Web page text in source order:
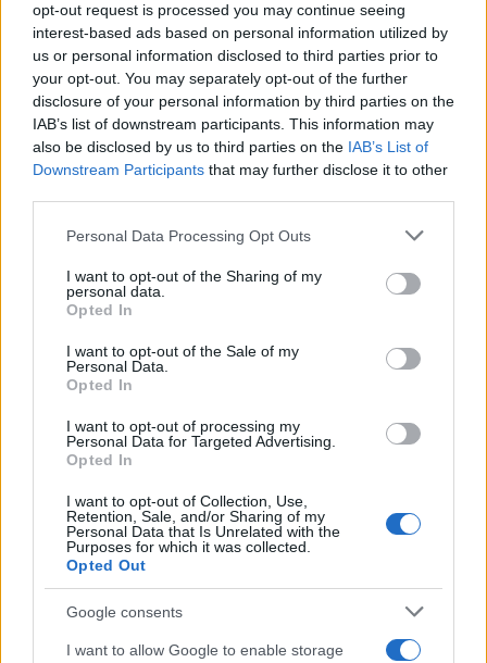
opt-out request is processed you may continue seeing
interest-based ads based on personal information utilized by
us or personal information disclosed to third parties prior to
your opt-out. You may separately opt-out of the further
disclosure of your personal information by third parties on the
IAB’s list of downstream participants. This information may
also be disclosed by us to third parties on the IAB’s List of
Downstream Participants that may further disclose it to other
Please note that this website/app uses one or more Google
not limited to your visit or usage behaviour. You may click to
grant or deny consent to Google and its third-party tags to
use your data for below specified purposes in below Google
consent section.
Personal Data Processing Opt Outs
I want to opt-out of the Sharing of my
personal data.
Opted In
I want to opt-out of the Sale of my
Personal Data.
Opted In
I want to opt-out of processing my
Personal Data for Targeted Advertising.
Opted In
I want to opt-out of Collection, Use,
Retention, Sale, and/or Sharing of my
Personal Data that Is Unrelated with the
Purposes for which it was collected.
Opted Out
Google consents
I want to allow Google to enable storage
ΠΟΝΤΟΣ
Πουλαντζάκη: Με τα μάτια του Λεωνίδα Ιασονίδη – Ένας
τόπος γεμάτος ελληνικές οικογένειες, νόστιμα λεφτοκάρυα
και εξαιρετικό κρασί
11/01/2025 - 10:17πμ
Φουντουτσάχ του Αγιουτεπεσί: Ένας οικισμός γεμάτος
φουντουκιές και καπνά με 300 Έλληνες, κυρίως από την
Αργυρούπολη του Πόντου
3/10/2024 - 6:11μμ